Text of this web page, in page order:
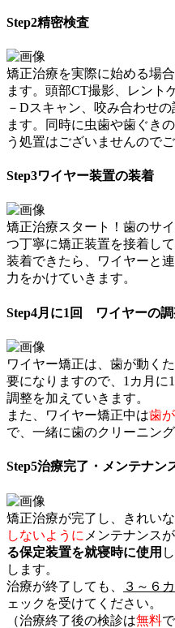
Step2精密検査
矯正治療を実際に始める場
ます。頭部CT撮影、レント
－Dスキャン、咬み合わせ
ます。同時に虫歯や歯ぐき
う処置はございませんので
Step3ワイヤー装置の装着
矯正治療スタート！歯のサ
つ丁寧に矯正装置を接着し
装着できたら、ワイヤーと
力をかけていきます。
Step4月に1回 ワイヤーの
ワイヤー矯正は、歯が動く
要になりますので、1カ月に
調整を加えていきます。
また、ワイヤー矯正中は歯
で、一緒に歯のクリーニン
Step5治療完了・メンテナン
矯正治療が完了し、きれい
しないように メンテナンス
る保定装置を就寝時に使用
します。
治療が終了しても、
３～６
ェックを受けてください。
（治療終了後の検診は無料